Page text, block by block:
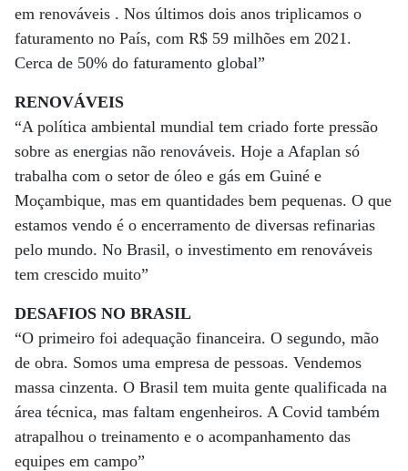
em renováveis . Nos últimos dois anos triplicamos o
faturamento no País, com R$ 59 milhões em 2021.
Cerca de 50% do faturamento global”
RENOVÁVEIS
“A política ambiental mundial tem criado forte pressão
sobre as energias não renováveis. Hoje a Afaplan só
trabalha com o setor de óleo e gás em Guiné e
Moçambique, mas em quantidades bem pequenas. O que
estamos vendo é o encerramento de diversas refinarias
pelo mundo. No Brasil, o investimento em renováveis
tem crescido muito”
DESAFIOS NO BRASIL
“O primeiro foi adequação financeira. O segundo, mão
de obra. Somos uma empresa de pessoas. Vendemos
massa cinzenta. O Brasil tem muita gente qualificada na
área técnica, mas faltam engenheiros. A Covid também
atrapalhou o treinamento e o acompanhamento das
equipes em campo”